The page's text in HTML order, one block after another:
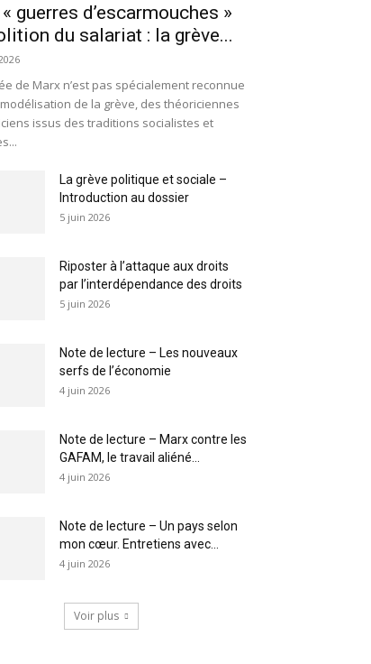
guerres d’escarmouches »
du salariat : la grève...
de Marx n’est pas spécialement reconnue
de la grève, des théoriciennes
issus des traditions socialistes et
La grève politique et sociale –
Introduction au dossier
5 juin 2026
Riposter à l’attaque aux droits
par l’interdépendance des droits
5 juin 2026
Note de lecture – Les nouveaux
serfs de l’économie
4 juin 2026
Note de lecture – Marx contre les
GAFAM, le travail aliéné...
4 juin 2026
Note de lecture – Un pays selon
mon cœur. Entretiens avec...
4 juin 2026
Voir plus